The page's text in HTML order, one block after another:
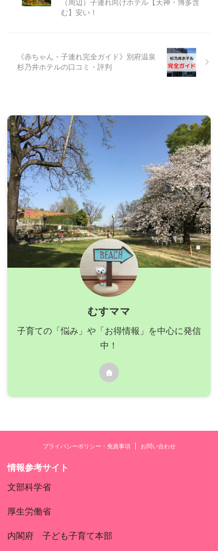
（周辺）子連れ向けホテル【天神・博多含
む】安い！
《赤ちゃん・子連れ完全ガイド》別府温泉
杉乃井ホテルの口コミ・評判
むすママ
子育ての「悩み」や「お得情報」を中心に発信
中！
プライバシーポリシー・免責事項 お問い合わせ
情報参考サイト
文部科学省
厚生労働省
内閣府 子ども子育て本部